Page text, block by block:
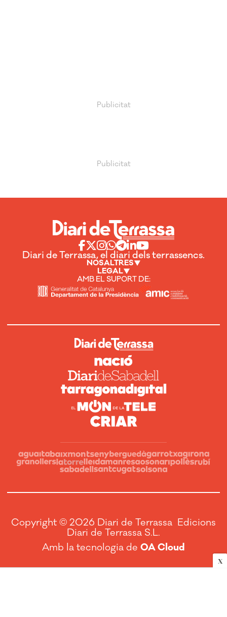
X
Diari de Terrassa, el diari dels terrassencs.
NOSALTRES
LEGAL
AMB EL SUPORT DE:
Copyright © 2026 Diari de Terrassa Edicions
Diari de Terrassa S.L.
Amb la tecnologia de OA Cloud